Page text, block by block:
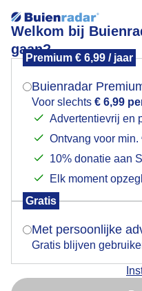
Welkom bij
gaan?
Premium € 6,99 / jaar
Buienradar
Voor slechts € 6,99
Advertentievrij en
Ontvang voor
10% donatie aan
Elk moment
Gratis
Met persoonlijke
Gratis blijven
Vandaag is het blauw
Mogen we je
Indien je hier nog
verschijnt er zo een
Is goed,
Nu niet,